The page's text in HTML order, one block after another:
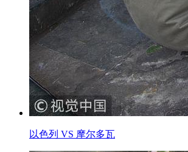
以色列 VS 摩尔多瓦